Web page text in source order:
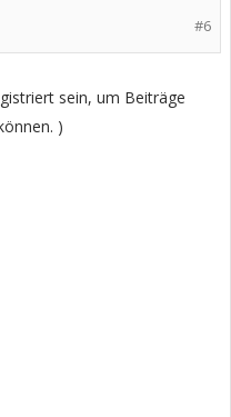
#6
sein, um Beiträge
)